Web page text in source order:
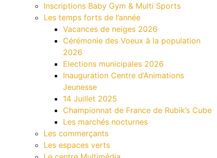
Inscriptions Baby Gym & Multi Sports
Les temps forts de l’année
Vacances de neiges 2026
Cérémonie des Voeux à la population
2026
Elections municipales 2026
Inauguration Centre d’Animations
Jeunesse
14 Juillet 2025
Championnat de France de Rubik’s Cube
Les marchés nocturnes
Les commerçants
Les espaces verts